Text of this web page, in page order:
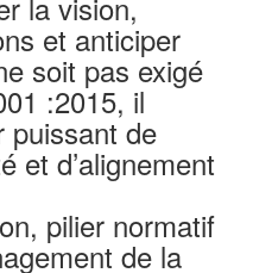
et anticiper
soit pas exigé
:2015, il
puissant de
et d’alignement
pilier normatif
de la